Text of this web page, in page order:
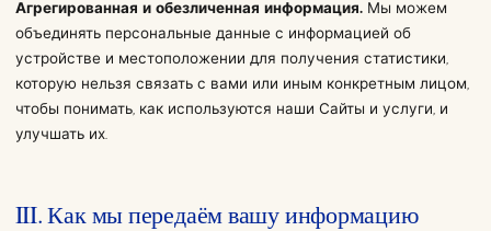
Агрегированная и обезличенная информация.Мы можем
объединять персональные данные с информацией об
устройстве и местоположении для получения статистики,
которую нельзя связать с вами или иным конкретным лицом,
чтобы понимать, как используются наши Сайты и услуги, и
улучшать их.
III. Как мы передаём вашу информацию